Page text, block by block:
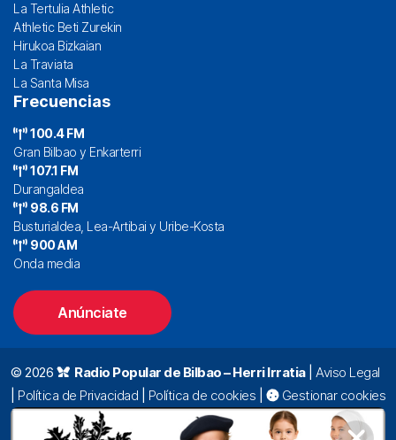
La Tertulia Athletic
Athletic Beti Zurekin
Hirukoa Bizkaian
La Traviata
La Santa Misa
Frecuencias
100.4 FM
Gran Bilbao y Enkarterri
107.1 FM
Durangaldea
98.6 FM
Busturialdea, Lea-Artibai y Uribe-Kosta
900 AM
Onda media
Anúnciate
© 2026 Radio Popular de Bilbao – Herri Irratia| Aviso Legal
Política de Privacidad Política de cookies
Gestionar cookies
Alda. Mazarredo, 47 – 7º 48009 Bilbao |
94 423 92 00|